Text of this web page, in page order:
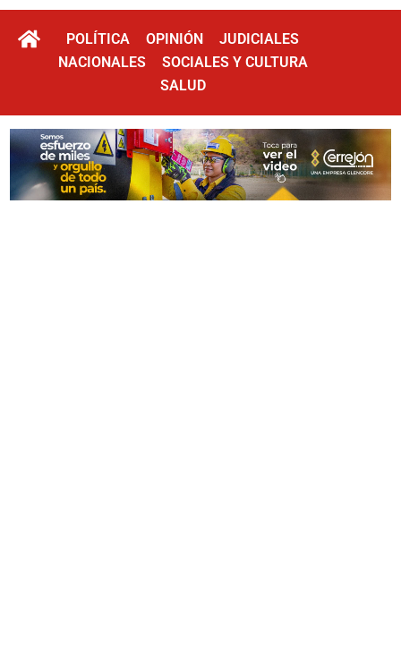
POLÍTICA OPINIÓN
JUDICIALES
NACIONALES
SOCIALES Y CULTURA
SALUD